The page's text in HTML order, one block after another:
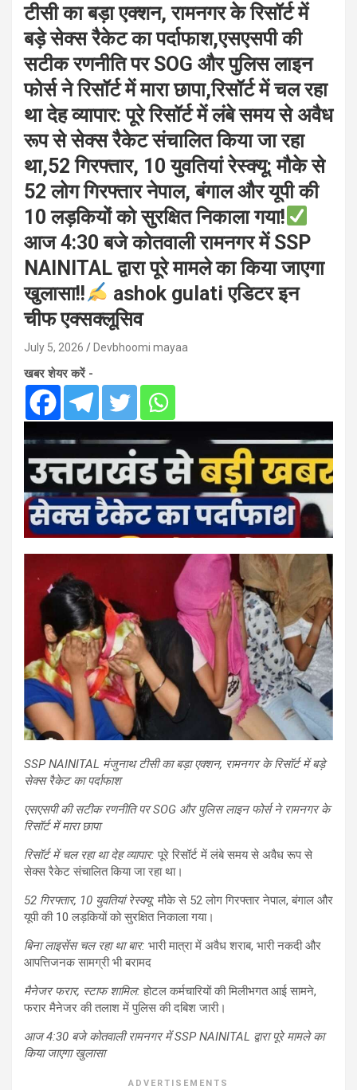
टीसी का बड़ा एक्शन, रामनगर के रिसॉर्ट में
बड़े सेक्स रैकेट का पर्दाफाश,एसएसपी की
सटीक रणनीति पर SOG और पुलिस लाइन
फोर्स ने रिसॉर्ट में मारा छापा,रिसॉर्ट में चल रहा
था देह व्यापार: पूरे रिसॉर्ट में लंबे समय से अवैध
रूप से सेक्स रैकेट संचालित किया जा रहा
था,52 गिरफ्तार, 10 युवतियां रेस्क्यू: मौके से
52 लोग गिरफ्तार नेपाल, बंगाल और यूपी की
10 लड़कियों को सुरक्षित निकाला गया!
आज 4:30 बजे कोतवाली रामनगर में SSP
NAINITAL द्वारा पूरे मामले का किया जाएगा
खुलासा!!
ashok gulati एडिटर इन
चीफ एक्सक्लूसिव
July 5, 2026 Devbhoomi mayaa
खबर शेयर करें -
SSP NAINITAL मंजुनाथ टीसी का बड़ा एक्शन, रामनगर के रिसॉर्ट में बड़े
सेक्स रैकेट का पर्दाफाश
एसएसपी की सटीक रणनीति पर SOG और पुलिस लाइन फोर्स ने रामनगर के
रिसॉर्ट में मारा छापा
रिसॉर्ट में चल रहा था देह व्यापार: पूरे रिसॉर्ट में लंबे समय से अवैध रूप से
सेक्स रैकेट संचालित किया जा रहा था।
52 गिरफ्तार, 10 युवतियां रेस्क्यू: मौके से 52 लोग गिरफ्तार नेपाल, बंगाल और
यूपी की 10 लड़कियों को सुरक्षित निकाला गया।
बिना लाइसेंस चल रहा था बार: भारी मात्रा में अवैध शराब, भारी नकदी और
आपत्तिजनक सामग्री भी बरामद
मैनेजर फरार, स्टाफ शामिल: होटल कर्मचारियों की मिलीभगत आई सामने,
फरार मैनेजर की तलाश में पुलिस की दबिश जारी।
आज 4:30 बजे कोतवाली रामनगर में SSP NAINITAL द्वारा पूरे मामले का
किया जाएगा खुलासा
ADVERTISEMENTS